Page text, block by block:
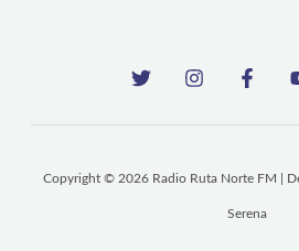
Copyright © 2026 Radio Ruta Norte FM |
Serena